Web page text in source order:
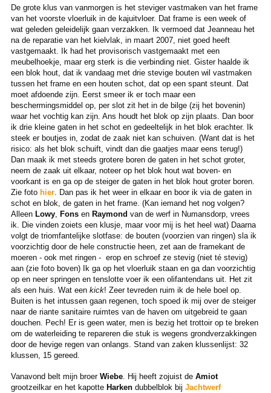
De grote klus van vanmorgen is het steviger vastmaken van het frame
van het voorste vloerluik in de kajuitvloer. Dat frame is een week of
wat geleden geleidelijk gaan verzakken. Ik vermoed dat Jeanneau het
na de reparatie van het kielvlak, in maart 2007, niet goed heeft
vastgemaakt. Ik had het provisorisch vastgemaakt met een
meubelhoekje, maar erg sterk is die verbinding niet. Gister haalde ik
een blok hout, dat ik vandaag met drie stevige bouten wil vastmaken
tussen het frame en een houten schot, dat op een spant steunt. Dat
moet afdoende zijn. Eerst smeer ik er toch maar een
beschermingsmiddel op, per slot zit het in de bilge (zij het bovenin)
waar het vochtig kan zijn. Ans houdt het blok op zijn plaats. Dan boor
ik drie kleine gaten in het schot en gedeeltelijk in het blok erachter. Ik
steek er boutjes in, zodat de zaak niet kan schuiven. (Want dat is het
risico: als het blok schuift, vindt dan die gaatjes maar eens terug!)
Dan maak ik met steeds grotere boren de gaten in het schot groter,
neem de zaak uit elkaar, noteer op het blok hout wat boven- en
voorkant is en ga op de steiger de gaten in het blok hout groter boren.
Zie foto hier. Dan pas ik het weer in elkaar en boor ik via de gaten in
schot en blok, de gaten in het frame. (Kan iemand het nog volgen?
Alleen Lowy, Fonsen Raymond van de werf in Numansdorp, vrees
ik. Die vinden zoiets een klusje, maar voor mij is het heel wat) Daarna
volgt de triomfantelijke slotfase: de bouten (voorzien van ringen) sla ik
voorzichtig door de hele constructie heen, zet aan de framekant de
moeren - ook met ringen - erop en schroef ze stevig (niet té stevig)
aan (zie foto boven) Ik ga op het vloerluik staan en ga dan voorzichtig
op en neer springen en tenslotte voer ik een olifantendans uit. Het zit
als een huis. Wat een kick! Zeer tevreden ruim ik de hele boel op.
Buiten is het intussen gaan regenen, toch spoed ik mij over de steiger
naar de riante sanitaire ruimtes van de haven om uitgebreid te gaan
douchen. Pech! Er is geen water, men is bezig het trottoir op te breken
om de waterleiding te repareren die stuk is wegens grondverzakkingen
door de hevige regen van onlangs. Stand van zaken klussenlijst: 32
klussen, 15 gereed.
Vanavond belt mijn broer Wiebe. Hij heeft zojuist de Amiot
grootzeilkar en het kapotte Harkendubbelblok bij Jachtwerf